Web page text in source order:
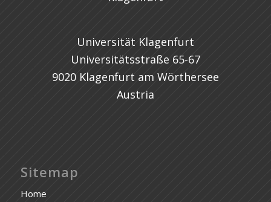
Universität Klagenfurt
Universitätsstraße 65-67
9020 Klagenfurt am Wörthersee
Austria
Sitemap
Home